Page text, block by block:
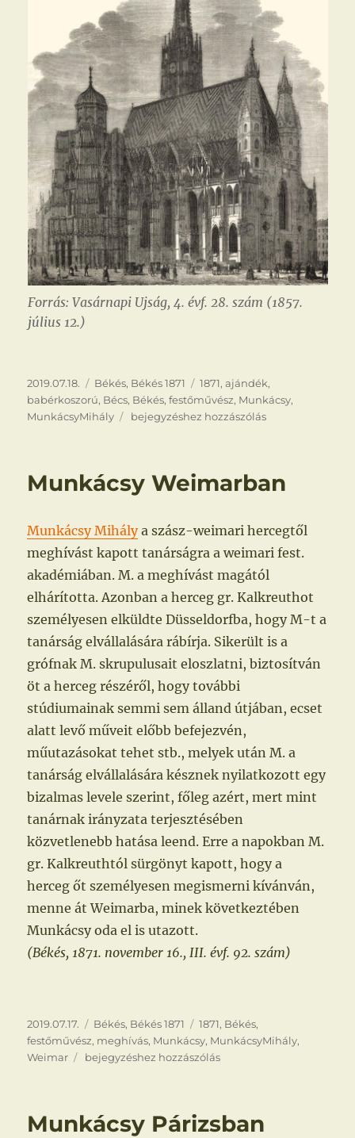
Forrás: Vasárnapi Ujság, 4. évf. 28. szám (1857.
július 12.)
Közzétéve
2019.07.18. Kategória
Békés, Békés 1871 Címke
1871,ajándék,
babérkoszorú, Bécs, Békés,festőművész, Munkácsy,
MunkácsyMihály
Munkácsy
bejegyzéshez hozzászólás
Munkácsy Weimarban
Munkácsy Mihálya szász-weimari hercegtől
meghívást kapott tanárságra a weimari fest.
akadémiában. M. a meghívást magától
elhárította. Azonban a herceg gr. Kalkreuthot
személyesen elküldte Düsseldorfba, hogy M-t a
tanárság elvállalására rábírja. Sikerült is a
grófnak M. skrupulusait eloszlatni, biztosítván
öt a herceg részéről, hogy további
stúdiumainak semmi sem álland útjában, ecset
alatt levő műveit előbb befejezvén,
műutazásokat tehet stb., melyek után M. a
tanárság elvállalására késznek nyilatkozott egy
bizalmas levele szerint, főleg azért, mert mint
tanárnak irányzata terjesztésében
közvetlenebb hatása leend. Erre a napokban M.
gr. Kalkreuthtól sürgönyt kapott, hogy a
herceg őt személyesen megismerni kívánván,
menne át Weimarba, minek következtében
Munkácsy oda el is utazott.
(Békés, 1871. november 16., III. évf. 92. szám)
Közzétéve
2019.07.17. Kategória
Békés, Békés 1871 Címke
1871, Békés,
festőművész, meghívás, Munkácsy, MunkácsyMihály,
Weimar
Munkácsy
bejegyzéshez hozzászólás
Munkácsy Párizsban